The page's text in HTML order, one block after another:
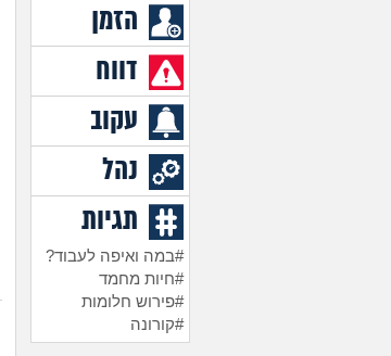
הזמן
דווח
עקוב
נהל
תגיות
#במה ואיפה לעבוד?
#חיות מחמד
#פירוש חלומות
#קורונה